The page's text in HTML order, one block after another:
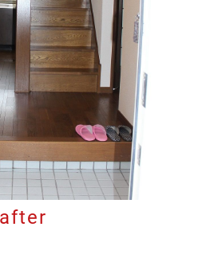
after